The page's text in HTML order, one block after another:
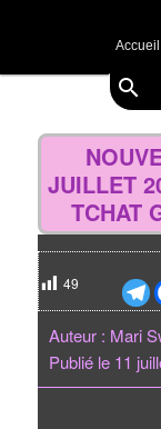
principalswaruufr
Divulgations
search
Accueil
JUILLET
TCHAT
49
Auteur : Mari
Publié le 11